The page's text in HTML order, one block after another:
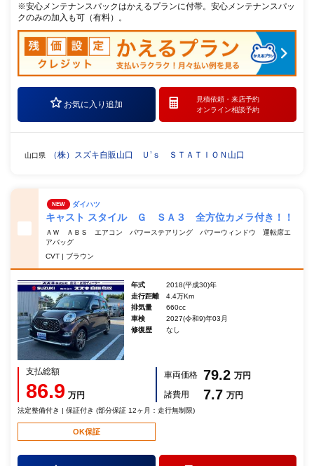
※安心メンテナンスパックはかえるプランに付帯。安心メンテナンスパッ
クのみの加入も可（有料）。
お気に入り追加
見積依頼・ 来店予約
オンライン相談予約
山口県 （株）スズキ自販山口 Ｕ’ｓ ＳＴＡＴＩＯＮ山口
NEW ダイハツ
キャスト スタイル Ｇ ＳＡ３ 全方位カメラ付き！！
ＡＷ ＡＢＳ エアコン パワーステアリング パワーウィンドウ 運転席エ
アバッグ
CVT | ブラウン
年式
2018(平成30)年
走行距離
4.4万Km
排気量
660cc
車検
2027(令和9)年03月
修復歴
なし
支払総額
86.9 万円
車両価格 79.2 万円
諸費用
7.7 万円
法定整備付き | 保証付き (部分保証 12ヶ月：走行無制限)
OK保証